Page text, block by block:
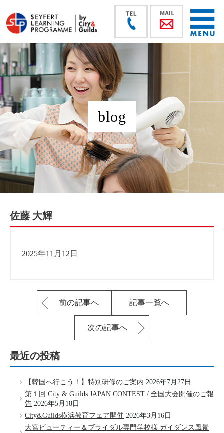
blog
佐藤 大輝
2025年11月12日
前の記事へ 記事一覧へ
次の記事へ
最近の投稿
【韓国へ行こう！】特別研修のご案内 2026年7月27日
第１回 City & Guilds JAPAN CONTEST / 全国大会開催のご報
告 2026年5月18日
City&Guilds横浜教育フェア開催 2026年3月16日
大宮ビューティー＆ブライダル専門学校様 ガイダンス風景